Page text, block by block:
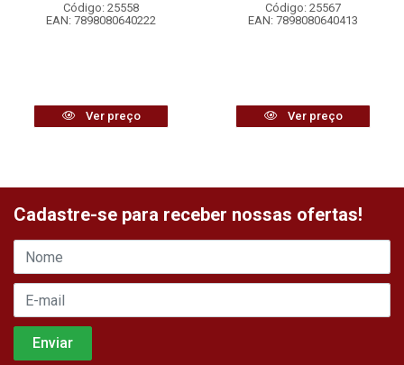
Código: 25558
EAN: 7898080640222
Ver preço
Código: 25567
EAN: 7898080640413
Ver preço
Cadastre-se para receber nossas ofertas!